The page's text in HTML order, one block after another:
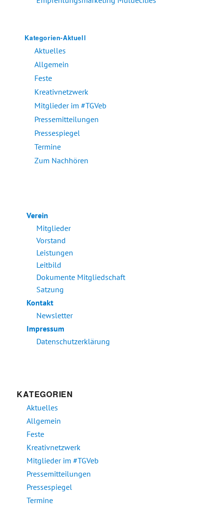
Kategorien-Aktuell
Aktuelles
Allgemein
Feste
Kreativnetzwerk
Mitglieder im #TGVeb
Pressemitteilungen
Pressespiegel
Termine
Zum Nachhören
Verein
Mitglieder
Vorstand
Leistungen
Leitbild
Dokumente Mitgliedschaft
Satzung
Kontakt
Newsletter
Impressum
Datenschutzerklärung
KATEGORIEN
Aktuelles
Allgemein
Feste
Kreativnetzwerk
Mitglieder im #TGVeb
Pressemitteilungen
Pressespiegel
Termine